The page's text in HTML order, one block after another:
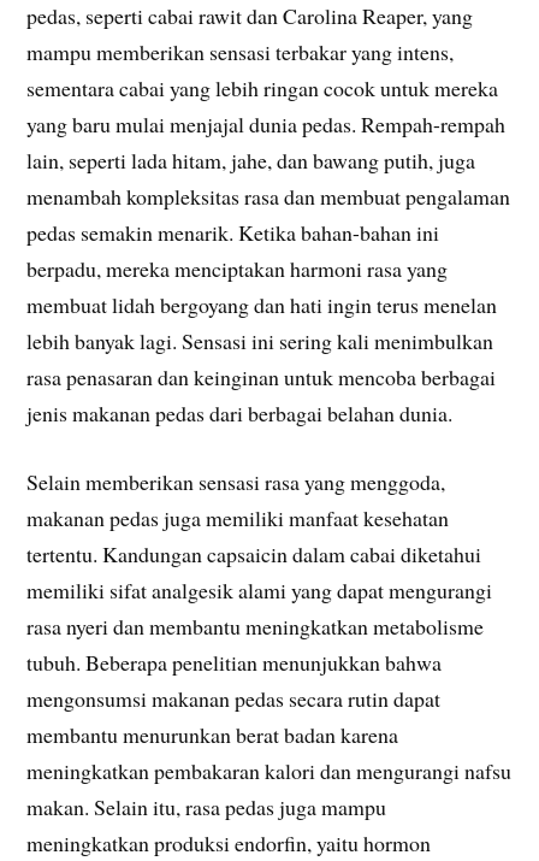
pedas, seperti cabai rawit dan Carolina Reaper, yang
mampu memberikan sensasi terbakar yang intens,
sementara cabai yang lebih ringan cocok untuk mereka
yang baru mulai menjajal dunia pedas. Rempah-rempah
lain, seperti lada hitam, jahe, dan bawang putih, juga
menambah kompleksitas rasa dan membuat pengalaman
pedas semakin menarik. Ketika bahan-bahan ini
berpadu, mereka menciptakan harmoni rasa yang
membuat lidah bergoyang dan hati ingin terus menelan
lebih banyak lagi. Sensasi ini sering kali menimbulkan
rasa penasaran dan keinginan untuk mencoba berbagai
jenis makanan pedas dari berbagai belahan dunia.
Selain memberikan sensasi rasa yang menggoda,
makanan pedas juga memiliki manfaat kesehatan
tertentu. Kandungan capsaicin dalam cabai diketahui
memiliki sifat analgesik alami yang dapat mengurangi
rasa nyeri dan membantu meningkatkan metabolisme
tubuh. Beberapa penelitian menunjukkan bahwa
mengonsumsi makanan pedas secara rutin dapat
membantu menurunkan berat badan karena
meningkatkan pembakaran kalori dan mengurangi nafsu
makan. Selain itu, rasa pedas juga mampu
meningkatkan produksi endorfin, yaitu hormon